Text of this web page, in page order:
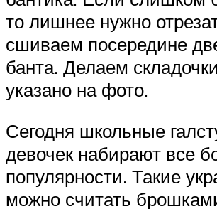
то лишнее нужно
сшиваем посередине
банта. Делаем
указано на фото.
Сегодня школьные
девочек набирают все
популярности. Такие
можно считать